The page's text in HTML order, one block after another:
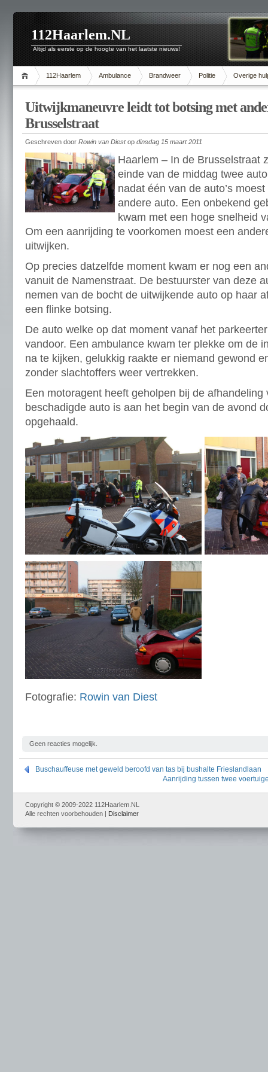
112Haarlem.NL
Altijd als eerste op de hoogte van het laatste nieuws!
112Haarlem Ambulance Brandweer Politie Overige
Uitwijkmaneuvre leidt tot botsing met
Brusselstraat
Geschreven door Rowin van Diestop dinsdag 15 maart 2011
Haarlem – In de Brusselstraat
einde van de middag twee
nadat één van de auto’s
andere auto. Een onbekend
kwam met een hoge snelheid
Om een aanrijding te voorkomen moest een
uitwijken.
Op precies datzelfde moment kwam er nog een
vanuit de Namenstraat. De bestuurster van deze
nemen van de bocht de uitwijkende auto op haar
een flinke botsing.
De auto welke op dat moment vanaf het
vandoor. Een ambulance kwam ter plekke om de
na te kijken, gelukkig raakte er niemand gewond
zonder slachtoffers weer vertrekken.
Een motoragent heeft geholpen bij de
beschadigde auto is aan het begin van de avond
opgehaald.
Fotografie: Rowin van Diest
Geen reacties mogelijk.
Buschauffeuse met geweld beroofd van tas bij bushalte Frieslandlaan
Aanrijding tussen twee
Copyright © 2009-2022 112Haarlem.NL
Alle rechten voorbehouden | Disclaimer